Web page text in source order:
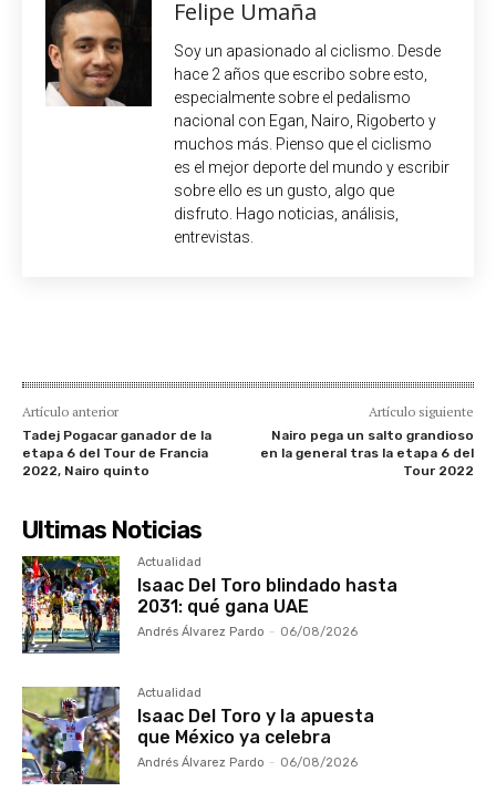
Felipe Umaña
Soy un apasionado al ciclismo. Desde
hace 2 años que escribo sobre esto,
especialmente sobre el pedalismo
nacional con Egan, Nairo, Rigoberto y
muchos más. Pienso que el ciclismo
es el mejor deporte del mundo y escribir
sobre ello es un gusto, algo que
disfruto. Hago noticias, análisis,
entrevistas.
Artículo anterior
Tadej Pogacar ganador de la
etapa 6 del Tour de Francia
2022, Nairo quinto
Artículo siguiente
Nairo pega un salto grandioso
en la general tras la etapa 6 del
Tour 2022
Ultimas Noticias
Actualidad
Isaac Del Toro blindado hasta
2031: qué gana UAE
Andrés Álvarez Pardo - 06/08/2026
Actualidad
Isaac Del Toro y la apuesta
que México ya celebra
Andrés Álvarez Pardo - 06/08/2026